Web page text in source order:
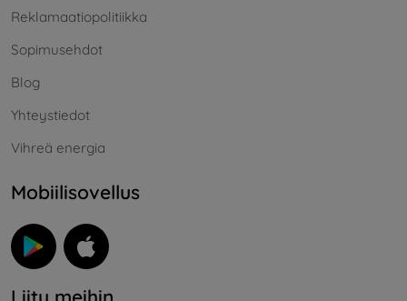
Reklamaatiopolitiikka
Sopimusehdot
Blog
Yhteystiedot
Vihreä energia
Mobiilisovellus
Liity meihin